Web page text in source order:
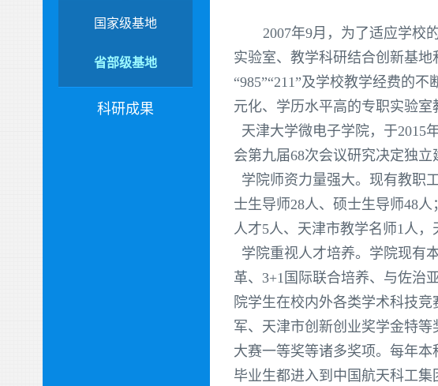
2007年9月，为了适应学校
实验室、教学科研结合创新基
“985”“211”及学校教学经费的
元化、学历水平高的专职实验
天津大学微电子学院，于2015
会第九届68次会议研究决定独
学院师资力量强大。现有教职
士生导师28人、硕士生导师48
人才5人、天津市教学名师1人，
学院重视人才培养。学院现有
革、3+1国际联合培养、与佐治
院学生在校内外各类学术科技
军、天津市创新创业奖学金特
大赛一等奖等诸多奖项。每年
毕业生都进入到中国航天科工
国家级基地
省部级基地
科研成果